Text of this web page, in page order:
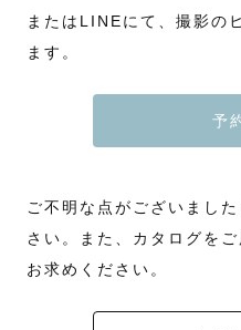
またはLINEにて、撮影の
ます。
予
ご不明な点がございまし
さい。また、カタログを
お求めください。